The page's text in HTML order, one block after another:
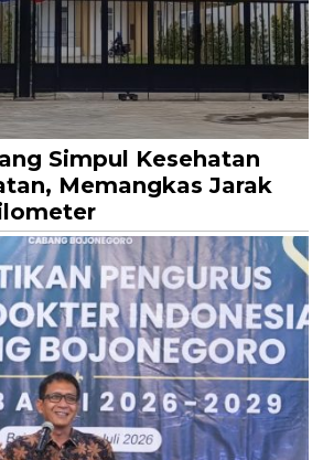
Simpul Kesehatan
Memangkas Jarak